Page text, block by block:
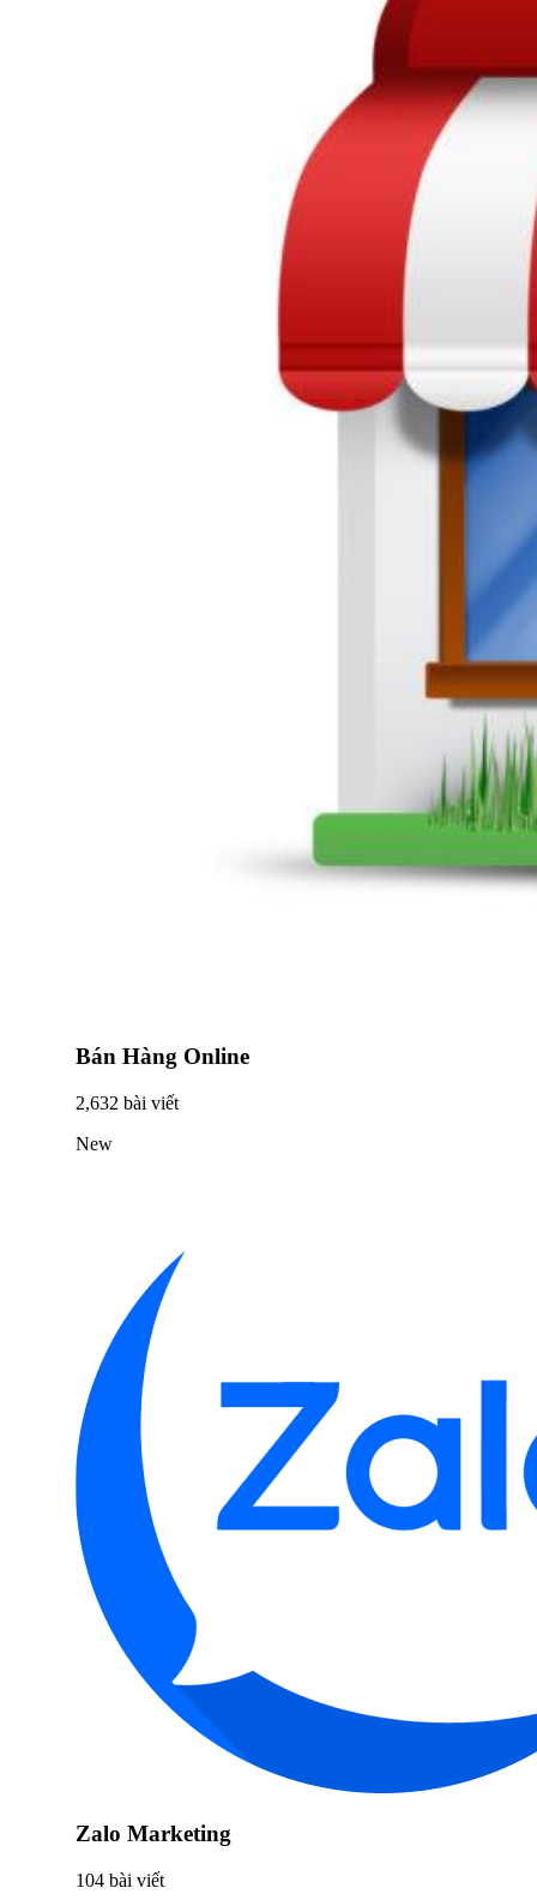
Bán Hàng Online
2,632 bài viết
New
Zalo Marketing
104 bài viết